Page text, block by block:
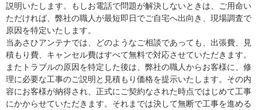
説明いたします。もしお電話で問題が解決しないときは、ご用命い
ただければ、弊社の職人が最短即日でご自宅へ出向き、現場調査で
原因を特定いたします。
当あさひアンテナでは、どのようなご相談であっても、出張費、見
積もり費、キャンセル費はすべて無料で対応させていただきます。
またトラブルの原因を特定した後は、弊社の職人からお客様に、修
理に必要な工事のご説明と見積もり価格を提示いたします。その内
容にお客様が納得され、正式にご契約なされた時点ではじめて工事
にかからせていただきます。それまでは決して無断で工事を進める